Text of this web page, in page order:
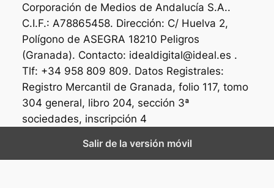
Corporación de Medios de Andalucía S.A..
C.I.F.: A78865458. Dirección: C/ Huelva 2,
Polígono de ASEGRA 18210 Peligros
(Granada). Contacto: idealdigital@ideal.es .
Tlf: +34 958 809 809. Datos Registrales:
Registro Mercantil de Granada, folio 117, tomo
304 general, libro 204, sección 3ª
sociedades, inscripción 4
Salir de la versión móvil